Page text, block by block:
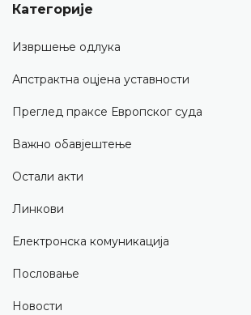
Категорије
Извршење одлука
Апстрактна оцјена уставности
Преглед праксе Европског суда
Важно обавјештење
Остали акти
Линкови
Електронска комуникација
Пословање
Новости